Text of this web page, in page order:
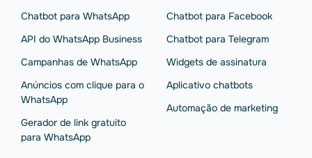
Chatbot para WhatsApp
API do WhatsApp Business
Campanhas de WhatsApp
Anúncios com clique para o
WhatsApp
Gerador de link gratuito
para WhatsApp
Chatbot para Facebook
Chatbot para Telegram
Widgets de assinatura
Aplicativo chatbots
Automação de marketing